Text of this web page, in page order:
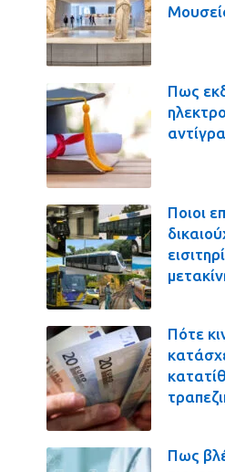
Πως
Ποιοι
Πότε
Πως